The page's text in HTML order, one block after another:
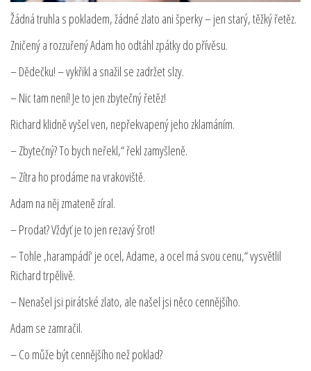
Žádná truhla s pokladem, žádné zlato ani šperky – jen starý, těžký řetěz.
Zničený a rozzuřený Adam ho odtáhl zpátky do přívěsu.
– Dědečku! – vykřikl a snažil se zadržet slzy.
– Nic tam není! Je to jen zbytečný řetěz!
Richard klidně vyšel ven, nepřekvapený jeho zklamáním.
– Zbytečný? To bych neřekl,“ řekl zamyšleně.
– Zítra ho prodáme na vrakoviště.
Adam na něj zmateně zíral.
– Prodat? Vždyť je to jen rezavý šrot!
– Tohle ‚harampádí‘ je ocel, Adame, a ocel má svou cenu,“ vysvětlil
Richard trpělivě.
– Nenašel jsi pirátské zlato, ale našel jsi něco cennějšího.
Adam se zamračil.
– Co může být cennějšího než poklad?